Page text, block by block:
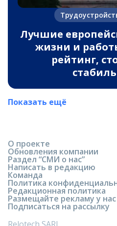
Лучшие
жизни и
рейтинг,
Показать ещё
О проекте
Обновления компании
Раздел “СМИ о нас”
Написать в редакцию
Команда
Политика
Редакционная политика
Размещайте рекламу у нас
Подписаться на рассылку